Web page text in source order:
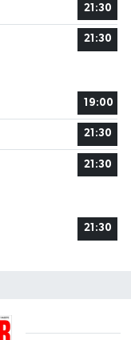
21:30
21:30
19:00
21:30
21:30
21:30